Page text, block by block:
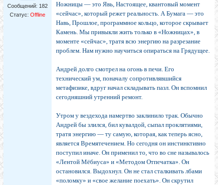
Сообщений: 182
Статус: Offline
Ножницы — это Явь, Настоящее, квантовый момент
«сейчас», который режет реальность. А Бумага — это
Навь, Прошлое, программное кольцо, которое скрывает
Камень. Мы привыкли жить только в «Ножницах», в
моменте «сейчас», тратя всю энергию на разрезание
проблем. Нам нужно научиться опираться на Грядущее.
Андрей долго смотрел на огонь в печи. Его
технический ум, поначалу сопротивлявшийся
метафизике, вдруг начал складывать пазл. Он вспомнил
сегодняшний утренний ремонт.
Утром у вездехода намертво заклинило трак. Обычно
Андрей бы злился, бил кувалдой, сыпал проклятиями,
тратя энергию — ту самую, которая, как теперь ясно,
является Времятечением. Но сегодня он инстинктивно
поступил иначе. Он применил то, что во сне называлось
«Лентой Мёбиуса» и «Методом Отпечатка». Он
остановился. Выдохнул. Он не стал сталкивать лбами
«поломку» и «свое желание поехать». Он скрутил